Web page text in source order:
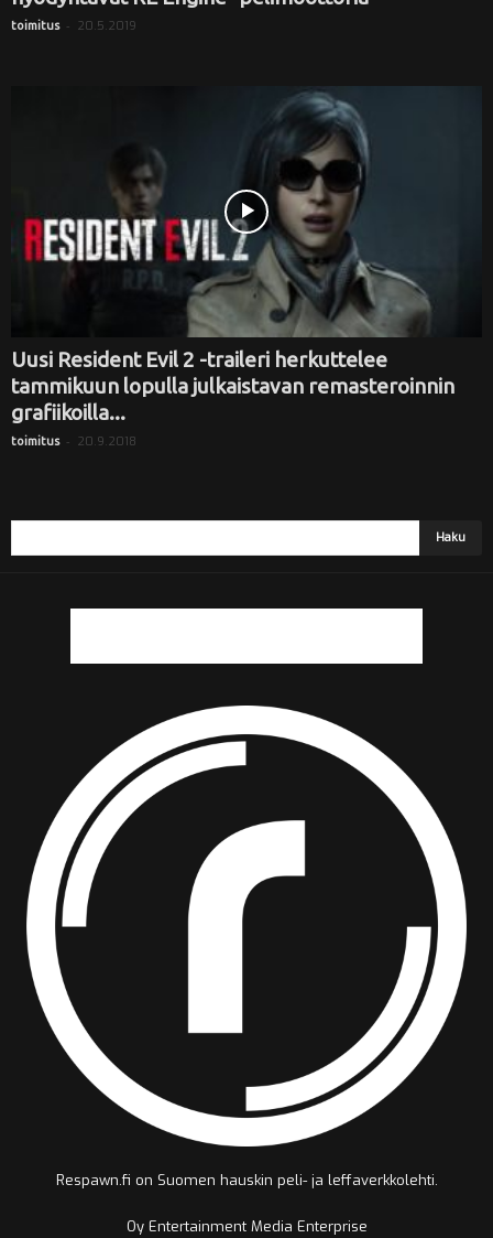
toimitus - 20.5.2019
Uusi Resident Evil 2 -traileri herkuttelee
tammikuun lopulla julkaistavan remasteroinnin
grafiikoilla...
toimitus - 20.9.2018
Respawn.fi on Suomen hauskin peli- ja leffaverkkolehti.
Oy Entertainment Media Enterprise